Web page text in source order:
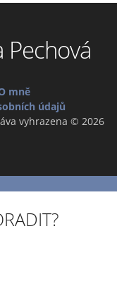
mně
údajů
vyhrazena © 2026